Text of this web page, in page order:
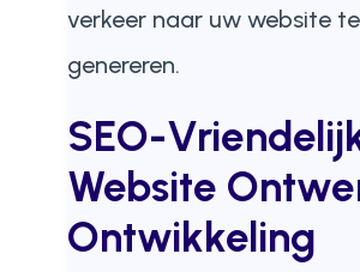
verkeer naar uw website te
genereren.
SEO-
Website
Ontwikkeling